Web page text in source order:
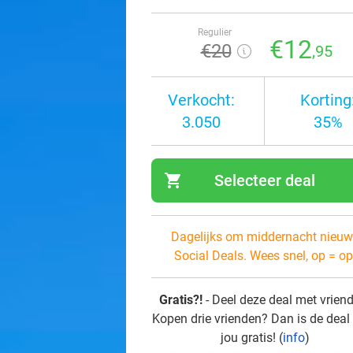
Regulier
€20 €12,95
Verkocht:
3.050
35%
shopping_cart Selecteer deal
Dagelijks om middernacht
Social Deals. Wees snel, op =
Gratis?! - Deel deze deal met
Kopen drie vrienden? Dan is de
jou gratis! (info)